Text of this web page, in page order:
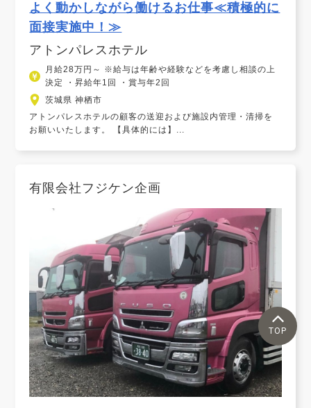
よく動かしながら働けるお仕事≪積極的に
面接実施中！≫
アトンパレスホテル
月給28万円～ ※給与は年齢や経験などを考慮し相談の上
決定 ・昇給年1回 ・賞与年2回
茨城県 神栖市
アトンパレスホテルの顧客の送迎および施設内管理・清掃を
お願いいたします。 【具体的には】...
有限会社フジケン企画
TOP